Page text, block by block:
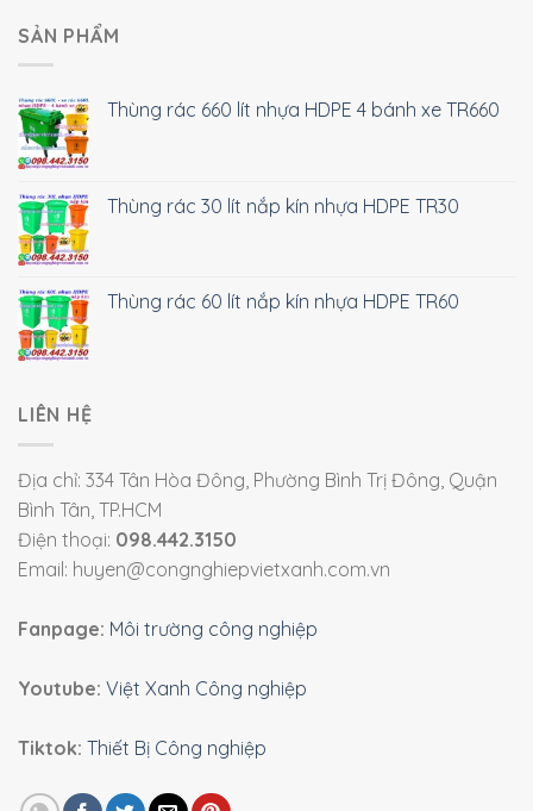
SẢN PHẨM
Thùng rác 660 lít nhựa HDPE 4 bánh xe TR660
Thùng rác 30 lít nắp kín nhựa HDPE TR30
Thùng rác 60 lít nắp kín nhựa HDPE TR60
LIÊN HỆ
Địa chỉ: 334 Tân Hòa Đông, Phường Bình Trị Đông, Quận
Bình Tân, TP.HCM
Điện thoại: 098.442.3150
Email: huyen@congnghiepvietxanh.com.vn
Fanpage: Môi trường công nghiệp
Youtube: Việt Xanh Công nghiệp
Tiktok: Thiết Bị Công nghiệp